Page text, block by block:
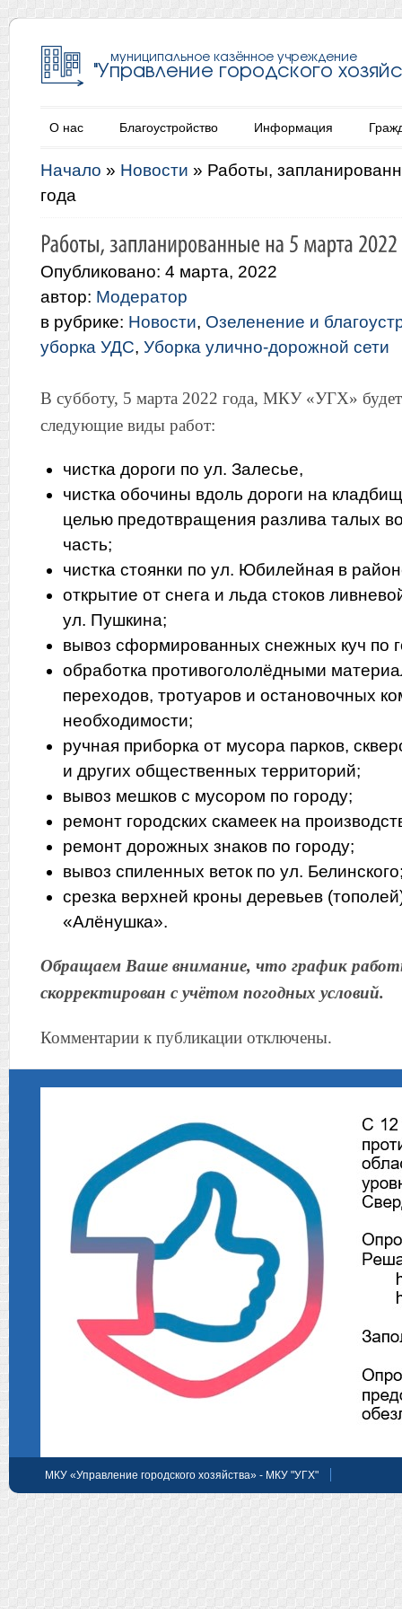
О нас Благоустройство Информация
Начало » Новости » Работы,
года
Опубликовано: 4 марта, 2022
автор: Модератор
в рубрике: Новости, Озеленение и
уборка УДС, Уборка улично-дорожной сети
В субботу, 5 марта 2022 года, МКУ «УГХ» будет
следующие виды работ:
чистка дороги по ул. Залесье,
чистка обочины вдоль дороги на
целью предотвращения разлива талых
часть;
чистка стоянки по ул. Юбилейная в
открытие от снега и льда стоков
ул. Пушкина;
вывоз сформированных снежных куч по
обработка противогололёдными
переходов, тротуаров и остановочных
необходимости;
ручная приборка от мусора парков,
и других общественных территорий;
вывоз мешков с мусором по городу;
ремонт городских скамеек на
ремонт дорожных знаков по городу;
вывоз спиленных веток по ул.
срезка верхней кроны деревьев
«Алёнушка».
Обращаем Ваше внимание, что график
скорректирован с учётом погодных условий.
Комментарии к публикации отключены.
МКУ «Управление городского хозяйства» - МКУ "УГХ"